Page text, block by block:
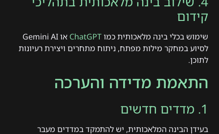
קידום
שימוש בכלי בינה מלאכותית כמוChatGPT
או Gemini AI
לסיוע במחקר מילות מפתח, ניתוח מתחרים ויצירת רעיונות
לתוכן.
התאמת מדידה והערכה
1. מדדים חדשים
בעידן הבינה המלאכותית, יש להתמקד במדדים מעבר